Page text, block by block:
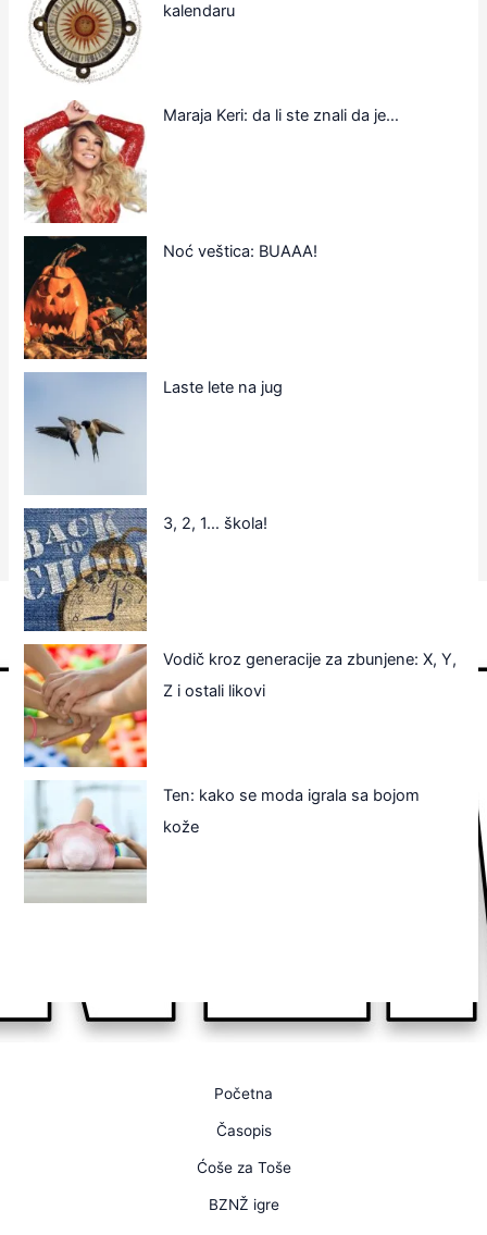
kalendaru
Maraja Keri: da li ste znali da je…
Noć veštica: BUAAA!
Laste lete na jug
3, 2, 1… škola!
Vodič kroz generacije za zbunjene: X, Y,
Z i ostali likovi
Ten: kako se moda igrala sa bojom
kože
Početna
Časopis
Ćoše za Toše
BZNŽ igre